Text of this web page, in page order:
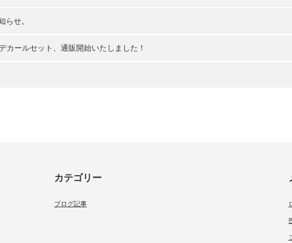
らせ。
カールセット、通販開始いたしました！
カテゴリー
ブログ記事